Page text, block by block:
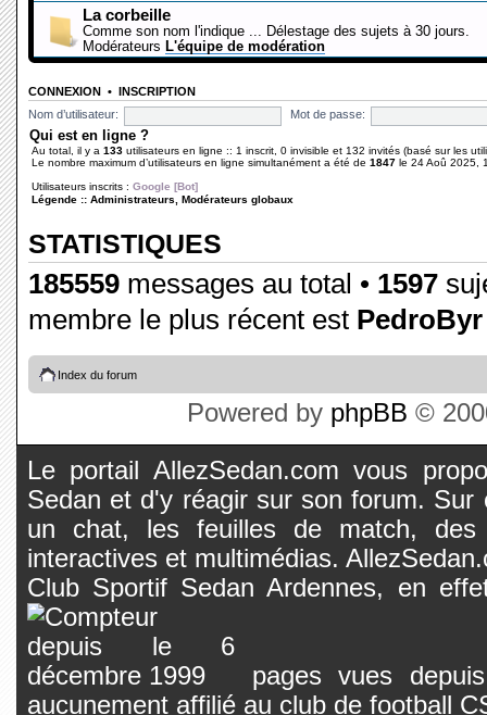
La corbeille
Comme son nom l'indique ... Délestage des sujets à 30 jours.
Modérateurs L'équipe de modération
CONNEXION • INSCRIPTION
Nom d’utilisateur:
Mot de passe:
Qui est en ligne ?
Au total, il y a 133 utilisateurs en ligne :: 1 inscrit, 0 invisible et 132 invités (basé sur les
Le nombre maximum d’utilisateurs en ligne simultanément a été de 1847 le 24 Aoû 2025,
Utilisateurs inscrits : Google [Bot]
Légende :: Administrateurs Modérateurs globaux
STATISTIQUES
185559 messages au total • 1597
membre le plus récent est PedroByr
Index du forum
Powered by phpBB ©
Le portail AllezSedan.com vous
Sedan et d'y réagir sur son forum.
un chat, les feuilles de match, des
interactives et multimédias.
Club Sportif Sedan Ardennes, en
pages vues
aucunement affilié au club de football